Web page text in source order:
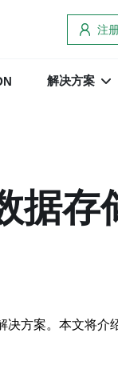
注
解决方案
据存
方案。本文将介